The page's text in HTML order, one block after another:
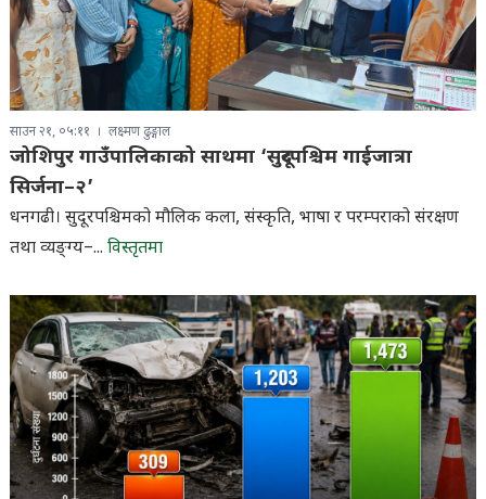
साउन २१, ०५:११ लक्ष्मण ढुङ्गाल
जोशिपुर गाउँपालिकाको साथमा ‘सुदूरपश्चिम गाईजात्रा
सिर्जना–२’
धनगढी। सुदूरपश्चिमको मौलिक कला, संस्कृति, भाषा र परम्पराको संरक्षण
तथा व्यङ्ग्य–... विस्तृतमा